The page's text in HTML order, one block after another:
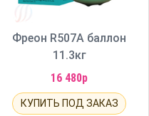
Фреон R507A баллон
11.3кг
16 480р
КУПИТЬ ПОД ЗАКАЗ